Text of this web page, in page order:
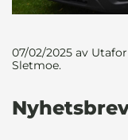
07/02/2025 av
Sletmoe.